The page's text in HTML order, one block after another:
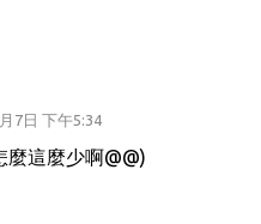
7日 下午5:34
麼這麼少啊@@)